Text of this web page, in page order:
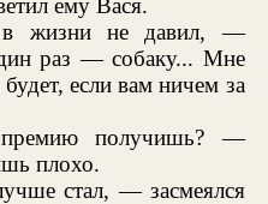
ему Вася.
жизни не давил, —
раз — собаку... Мне
если вам ничем за
получишь? —
плохо.
стал, — засмеялся